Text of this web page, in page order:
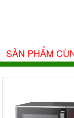
SẢN PHẨM